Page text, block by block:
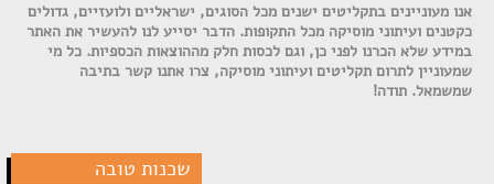
אנו מעוניינים בתקליטים ישנים מכל הסוגים, ישראליים ולועזיים, גדולים
כקטנים ועיתוני מוסיקה מכל התקופות. הדבר יסייע לנו להעשיר את האתר
במידע שלא הכרנו לפני כן, וגם לכסות חלק מההוצאות הכספיות. כל מי
שמעוניין לתרום תקליטים ועיתוני מוסיקה, צרו אתנו קשר בתיבה
שמשמאל. תודה!
שכנות טובה